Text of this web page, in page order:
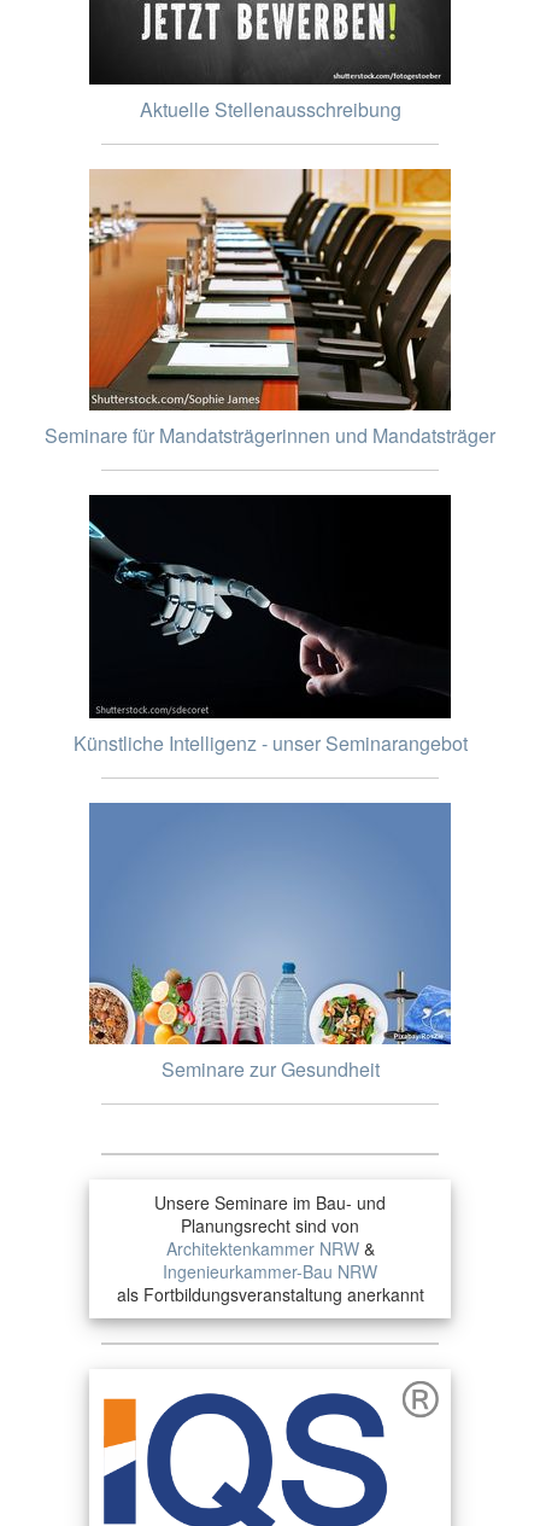
Aktuelle Stellenausschreibung
Seminare für Mandatsträgerinnen und Mandatsträger
Künstliche Intelligenz - unser Seminarangebot
Seminare zur Gesundheit
Unsere Seminare im Bau- und
Planungsrecht sind von
Architektenkammer NRW&
Ingenieurkammer-Bau NRW
als Fortbildungsveranstaltung anerkannt